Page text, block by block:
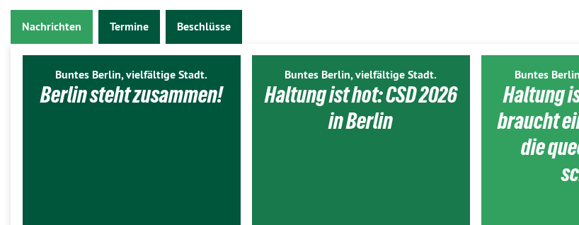
Nachrichten Termine Beschlüsse
Buntes Berlin, vielfältige Stadt.
Berlin steht zusammen!
Buntes Berlin, vielfältige Stadt.
Haltung ist hot: CSD 2026
in Berlin
Buntes
Haltung
braucht
die